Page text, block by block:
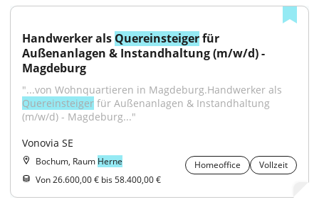
Handwerker als Quereinsteiger für
Außenanlagen & Instandhaltung (m/w/d) -
Magdeburg
Quereinsteiger für Außenanlagen & Instandhaltung
(m/w/d) - Magdeburg..."
Vonovia SE
Bochum, Raum Herne Homeoffice
Vollzeit
Von 26.600,00 € bis 58.400,00 €